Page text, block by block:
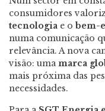
consumidores
tecnologia e o bem-
numa comunicação
relevância. A nova
visão: umamarca
mais próxima das
necessidades.